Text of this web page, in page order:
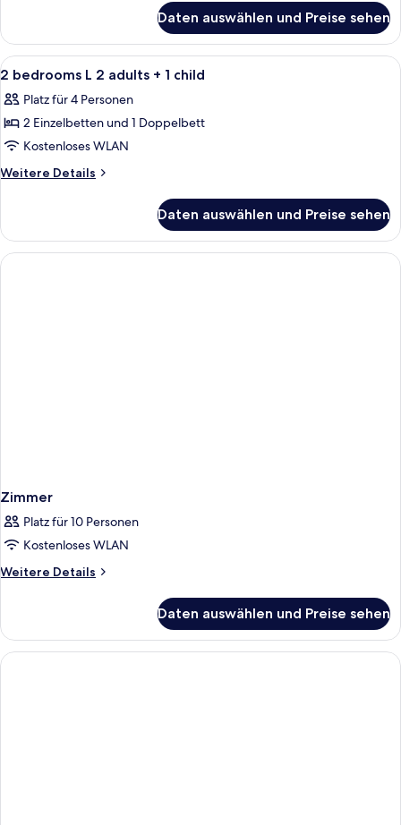
(Suite
XXL
5+1)
Daten auswählen und Preise sehen
Alle
Fotos
für
2
bedrooms
L
+
child
Ein modernes Hotelzimmer mit Bett,
20
2 bedrooms L 2 adults + 1 child
Platz für 4 Personen
2 Einzelbetten und 1 Doppelbett
Kostenloses WLAN
Weitere Details
Weitere
bedrooms
2
Daten auswählen und Preise sehen
Zimmer
Platz für 10 Personen
Kostenloses WLAN
Weitere Details
Weitere
Daten auswählen und Preise sehen